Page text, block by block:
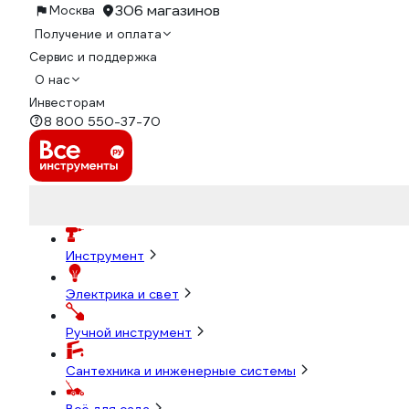
Москва 306 магазинов
Получение и оплата
Сервис и поддержка
О нас
Инвесторам
8 800 550-37-70
Инструмент
Электрика и свет
Ручной инструмент
Сантехника и инженерные системы